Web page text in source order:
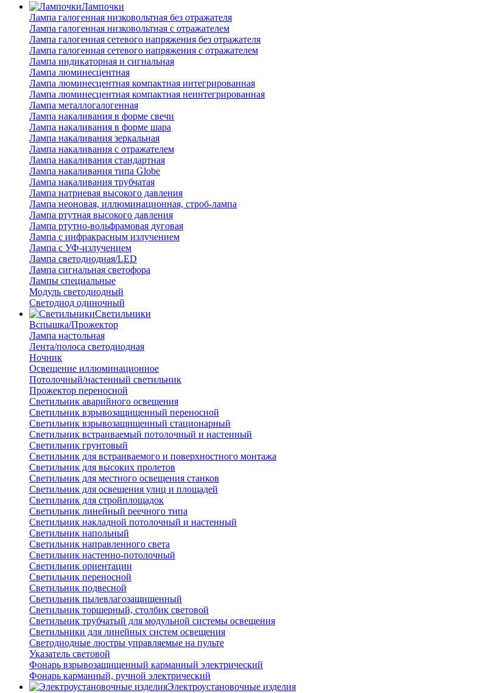
Лампочки
Лампа галогенная низковольтная без отражателя
Лампа галогенная низковольтная с отражателем
Лампа галогенная сетевого напряжения без отражателя
Лампа галогенная сетевого напряжения с отражателем
Лампа индикаторная и сигнальная
Лампа люминесцентная
Лампа люминесцентная компактная интегрированная
Лампа люминесцентная компактная неинтегрированная
Лампа металлогалогенная
Лампа накаливания в форме свечи
Лампа накаливания в форме шара
Лампа накаливания зеркальная
Лампа накаливания с отражателем
Лампа накаливания стандартная
Лампа накаливания типа Globe
Лампа накаливания трубчатая
Лампа натриевая высокого давления
Лампа неоновая, иллюминационная, строб-лампа
Лампа ртутная высокого давления
Лампа ртутно-вольфрамовая дуговая
Лампа с инфракрасным излучением
Лампа с УФ-излучением
Лампа светодиодная/LED
Лампа сигнальная светофора
Лампы специальные
Модуль светодиодный
Светодиод одиночный
Светильники
Вспышка/Прожектор
Лампа настольная
Лента/полоса светодиодная
Ночник
Освещение иллюминационное
Потолочный/настенный светильник
Прожектор переносной
Светильник аварийного освещения
Светильник взрывозащищенный переносной
Светильник взрывозащищенный стационарный
Светильник встраиваемый потолочный и настенный
Светильник грунтовый
Светильник для встраиваемого и поверхностного монтажа
Светильник для высоких пролетов
Светильник для местного освещения станков
Светильник для освещения улиц и площадей
Светильник для стройплощадок
Светильник линейный реечного типа
Светильник накладной потолочный и настенный
Светильник напольный
Светильник направленного света
Светильник настенно-потолочный
Светильник ориентации
Светильник переносной
Светильник подвесной
Светильник пылевлагозащищенный
Светильник торшерный, столбик световой
Светильник трубчатый для модульной системы освещения
Светильники для линейных систем освещения
Светодиодные люстры управляемые на пульте
Указатель световой
Фонарь взрывозащищенный карманный электрический
Фонарь карманный, ручной электрический
Электроустановочные изделия